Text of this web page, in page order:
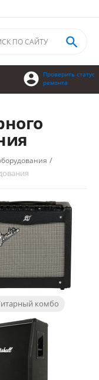
Проверить статус
ремонта


/
комбо